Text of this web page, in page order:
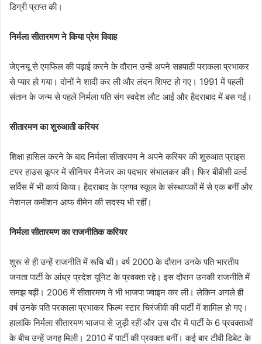
डिग्री प्राप्त की।
निर्मला सीतारमण ने किया प्रेम विवाह
जेएनयू से एमफिल की पढ़ाई करने के दौरान उन्हें अपने सहपाठी पराकला प्रभाकर
से प्यार हो गया। दोनों ने शादी कर ली और लंदन शिफ्ट हो गए। 1991 में पहली
संतान के जन्म से पहले निर्मला पति संग स्वदेश लौट आईं और हैदराबाद में बस गईं।
सीतारमण का शुरुआती करियर
शिक्षा हासिल करने के बाद निर्मला सीतारमण ने अपने करियर की शुरुआत प्राइस
टपर हाउस कूपर में सीनियर मैनेजर का पदभार संभालकर की। फिर बीबीसी वर्ल्ड
सर्विस में भी कार्य किया। हैदराबाद के प्रणव स्कूल के संस्थापकों में से एक बनीं और
नेशनल कमीशन आफ वीमेन की सदस्य भी रहीं।
निर्मला सीतारमण का राजनीतिक करियर
शुरू से ही उन्हें राजनीति में रूचि थी। वर्ष 2000 के दौरान उनके पति भारतीय
जनता पार्टी के आंध्र प्रदेश यूनिट के प्रवक्ता रहे। इस दौरान उनकी राजनीति में
समझ बढ़ी। 2006 में सीतारमण ने भी भाजपा ज्वाइन कर ली। लेकिन अगले ही
वर्ष उनके पति परकाला प्रभाकर फिल्म स्टार चिरंजीवी की पार्टी में शामिल हो गए।
हालांकि निर्मला सीतारमण भाजपा से जुड़ी रहीं और उस दौर में पार्टी के 6 प्रवक्ताओं
के बीच उन्हें जगह मिली। 2010 में पार्टी की प्रवक्ता बनीं। कई बार टीवी डिबेट के